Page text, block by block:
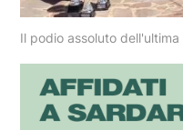
Il podio assoluto